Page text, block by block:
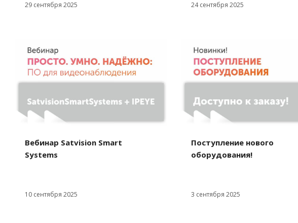
29 сентября 2025 24 сентября 2025
Вебинар Satvision Smart
Systems
10 сентября 2025
Поступление нового
оборудования!
3 сентября 2025